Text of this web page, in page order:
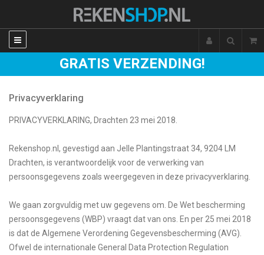
GRATIS VERZENDING!
Privacyverklaring
PRIVACYVERKLARING, Drachten 23 mei 2018.
Rekenshop.nl, gevestigd aan Jelle Plantingstraat 34, 9204 LM
Drachten, is verantwoordelijk voor de verwerking van
persoonsgegevens zoals weergegeven in deze privacyverklaring.
We gaan zorgvuldig met uw gegevens om. De Wet bescherming
persoonsgegevens (WBP) vraagt dat van ons. En per 25 mei 2018
is dat de Algemene Verordening Gegevensbescherming (AVG).
Ofwel de internationale General Data Protection Regulation